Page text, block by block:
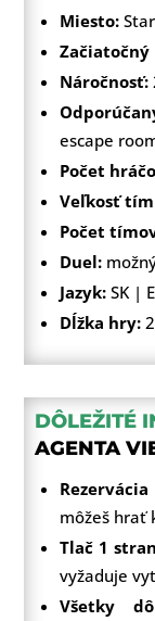
Miesto:
Začiatočný
Náročnosť:
escape
Počet
Veľkosť
Počet
Duel:
Jazyk: SK |
Dĺžka hry:
DÔLEŽITÉ
AGENTA
môžeš hrať
Tlač 1
vyžaduje
Všetky